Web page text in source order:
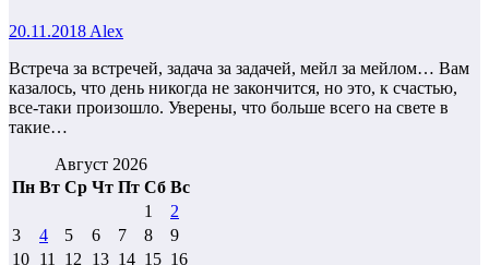
20.11.2018Alex
Встреча за встречей, задача за задачей, мейл за мейлом… Вам
казалось, что день никогда не закончится, но это, к счастью,
все-таки произошло. Уверены, что больше всего на свете в
такие…
Август 2026
Пн Вт Ср Чт Пт Сб Вс
1
2
3
4 5 6 7 8
9
10 11 12 13 14 15 16